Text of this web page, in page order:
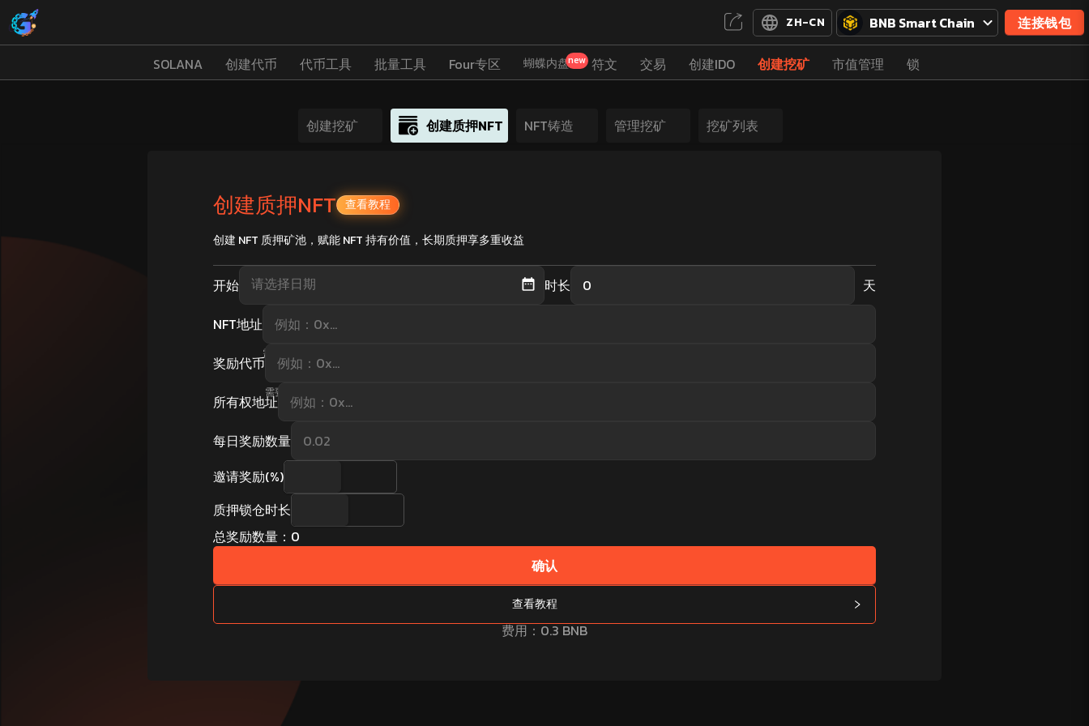
ZH-CN BNB Smart Chain 连接钱包
SOLANA 创建代币 代币工具 批量工具 Four专区 蝴蝶内盘new 符文 交易 创建IDO 创建挖矿 市值管理 锁
创建挖矿 创建质押NFT NFT铸造 管理挖矿 挖矿列表
创建质押NFT 查看教程
创建 NFT 质押矿池，赋能 NFT 持有价值，长期质押享多重收益
开始 时长
天
NFT地址
需要新的代币吗
奖励代币
需要新的代币吗
所有权地址
每日奖励数量
邀请奖励(%)
质押锁仓时长
总奖励数量： 0
确认
查看教程
费用：0.3BNB